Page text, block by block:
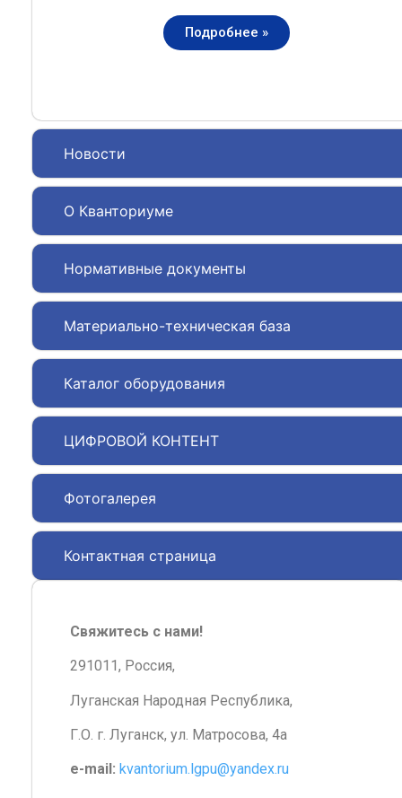
Новости
О Кванториуме
Нормативные документы
Материально-техническая база
Каталог оборудования
ЦИФРОВОЙ КОНТЕНТ
Фотогалерея
Контактная страница
Подробнее »
Свяжитесь с нами!
291011, Россия,
Луганская Народная Республика,
Г.О. г. Луганск, ул. Матросова, 4а
e-mail: kvantorium.lgpu@yandex.ru